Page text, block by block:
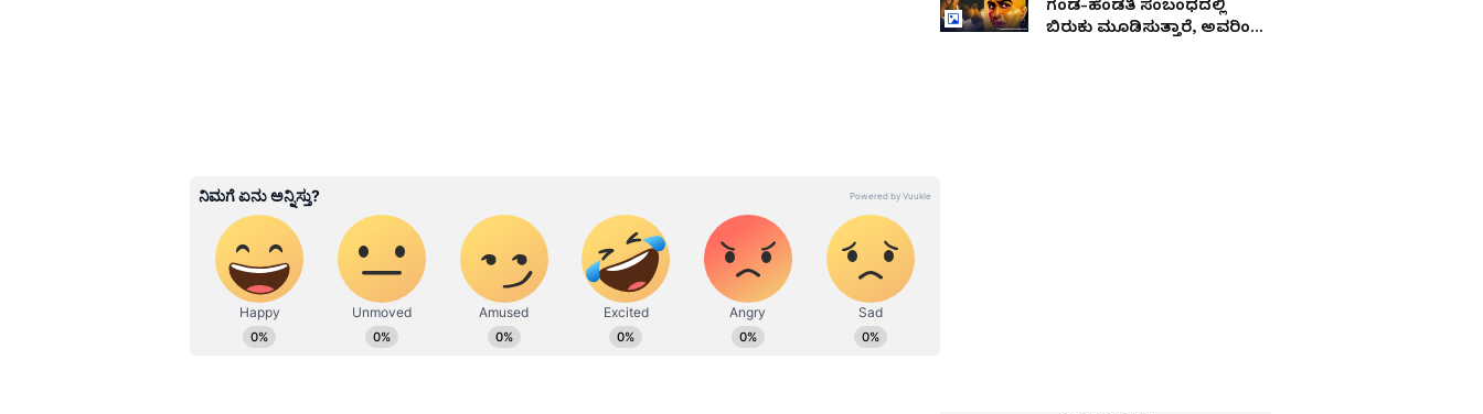
Chanakya Niti in Kannada: ವಿಧಿ
ಬರೆದ ಈ 3 ವಿಷಯ ಯಾರೂ
ಬದಲಾಯಿಸಲು ಸಾಧ್ಯವಿಲ್ಲ
Chanakya Niti: ಈ 4 ಜನರು
ಗಂಡ-ಹೆಂಡತಿ ಸಂಬಂಧದಲ್ಲಿ ಬಿರುಕು
ಮೂಡಿಸುತ್ತಾರೆ, ಅವರಿಂದ ದೂರವಿರಿ
ಗಂಡ-ಹೆಂಡತಿ ಸಂಬಂಧದಲ್ಲಿ
ಬಿರುಕು ಮೂಡಿಸುತ್ತಾರೆ, ಅವರಿಂದ